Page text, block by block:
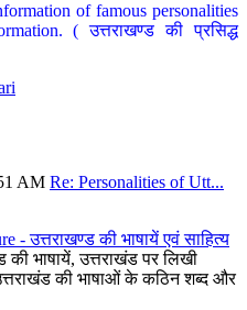
of famous personalities
( उत्तराखण्ड की प्रसिद्ध
AM Re: Personalities of Utt...
- उत्तराखण्ड की भाषायें एवं साहित्य
भाषायें, उत्तराखंड पर लिखी
की भाषाओं के कठिन शब्द और